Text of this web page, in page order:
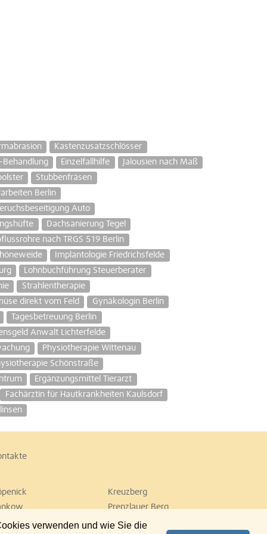
verwenden und wie Sie die
Kastenzusatzschlösser
Behandlung Einzelfallhilfe
Jalousien nach Maß
Stubbenfräsen
Berlin
Auto
Dachsanierung Tegel
nach TRGS 519 Berlin
Implantologie Friedrichsfelde
Lohnbuchführung Steuerberater
Strahlentherapie
direkt vom Feld
Gynäkologin Berlin
Tagesbetreuung Berlin
Anwalt Lichterfelde
Physiotherapie Wittenau
Schönstraße
Ergänzungsmittel Tierarzt
Fachärztin für Hautkrankheiten Kaulsdorf
Kreuzberg
Prenzlauer Berg
Tiergarten